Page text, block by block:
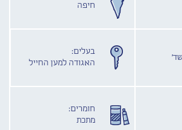
חיפה
בעלים:
האגודה למען החייל
חומרים:
מתכת